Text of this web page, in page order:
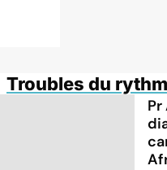
Troubles du